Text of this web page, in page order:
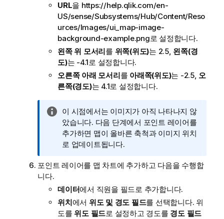
URL을 https://help.qlik.com/en-
US/sense/Subsystems/Hub/Content/Reso
urces/Images/ui_map-image-
background-example.png로 설정합니다.
왼쪽 위 모서리를 위쪽(위도)는 2.5, 왼쪽(경
도)는 -4.1로 설정합니다.
오른쪽 아래 모서리를 아래쪽(위도)는 -2.5, 오
른쪽(경도)는 4.1로 설정합니다.
정
보
메
모
이 시점에서는 이미지가 아직 나타나지 않
았습니다. 다음 단계에서 포인트 레이어를
추가하면 맵이 올바른 축척과 이미지 위치
로 업데이트됩니다.
포인트 레이어를 맵 차트에 추가하고 다음을 수행합
니다.
데이터에서 직원을 필드로 추가합니다.
위치에서 위도 및 경도 필드를 선택합니다. 위
도를 위도 필드로 설정하고 경도를 경도 필드